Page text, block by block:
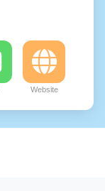
Website